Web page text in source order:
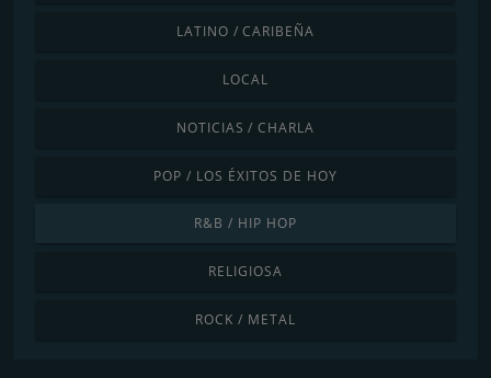
LATINO / CARIBEÑA
LOCAL
NOTICIAS / CHARLA
POP / LOS ÉXITOS DE HOY
R&B / HIP HOP
RELIGIOSA
ROCK / METAL